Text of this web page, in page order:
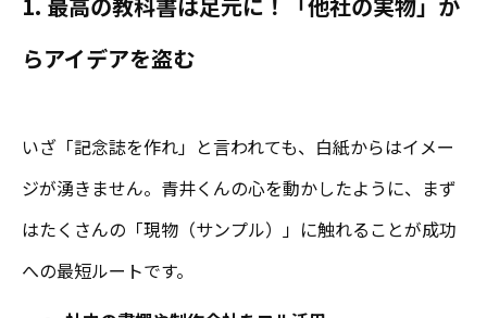
らアイデアを盗む
いざ「記念誌を作れ」と言われても、白紙からはイメー
ジが湧きません。青井くんの心を動かしたように、まず
はたくさんの「現物（サンプル）」に触れることが成功
への最短ルートです。